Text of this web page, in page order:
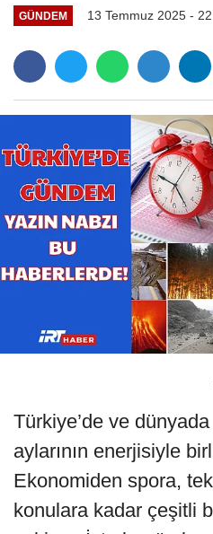
GÜNDEM 13 Temmuz 2025 -
Türkiye’de ve
aylarının enerjisiyle
Ekonomiden spora,
konulara kadar çeşitli